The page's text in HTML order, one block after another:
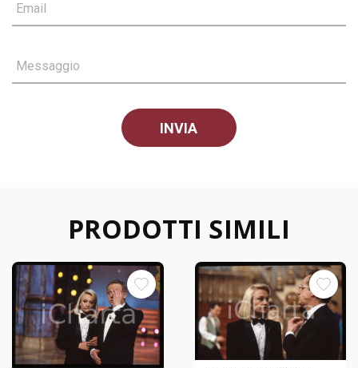
Email
Messaggio
PRODOTTI SIMILI